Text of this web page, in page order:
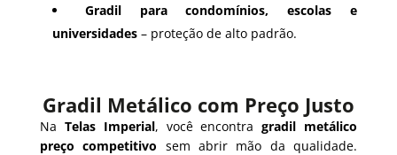
Gradil para condomínios, escolas e
universidades– proteção de alto padrão.
Gradil Metálico com Preço Justo
Na Telas Imperial, você encontragradil metálico
preço competitivo sem abrir mão da qualidade.